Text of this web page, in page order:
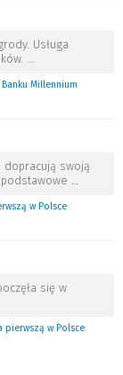
Usługa
…
Millennium
dopracują swoją
…
w Polsce
się w
pierwszą w Polsce